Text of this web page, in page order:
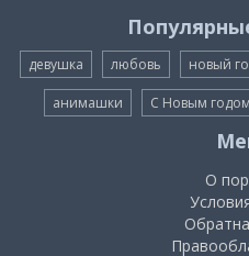
девушка любовь новый
анимашки С Новым годом
О